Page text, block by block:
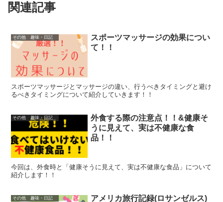
関連記事
その他 趣味・日記
スポーツマッサージの効果につい
て！！
スポーツマッサージとマッサージの違い、行うべきタイミングと避け
るべきタイミングについて紹介していきます！！
その他 趣味・日記
外食する際の注意点！！&健康そ
うに見えて、実は不健康な食
品！！
今回は、外食時と「健康そうに見えて、実は不健康な食品」について
紹介します！！
その他 趣味・日記
アメリカ旅行記録(ロサンゼルス)